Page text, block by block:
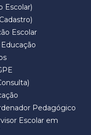
Escolar)
Escolar
Pedagógico
Escolar em